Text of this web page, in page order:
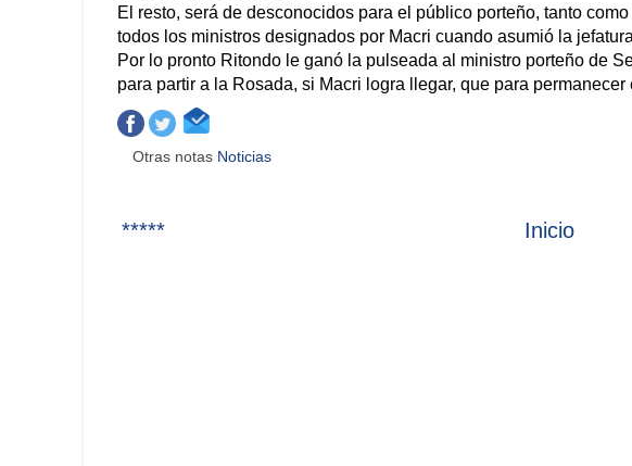
El resto, será de desconocidos para el público porteño, tanto
todos los ministros designados por Macri cuando asumió la
Por lo pronto Ritondo le ganó la pulseada al ministro porteño de
para partir a la Rosada, si Macri logra llegar, que para
Otras notas Noticias
***** Inicio